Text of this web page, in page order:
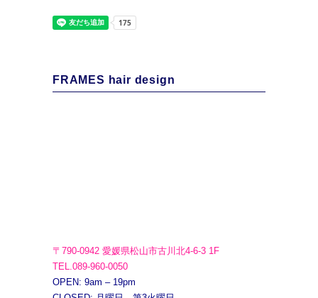
FRAMES hair design
〒790-0942 愛媛県松山市古川北4-6-3 1F
TEL.089-960-0050
OPEN: 9am – 19pm